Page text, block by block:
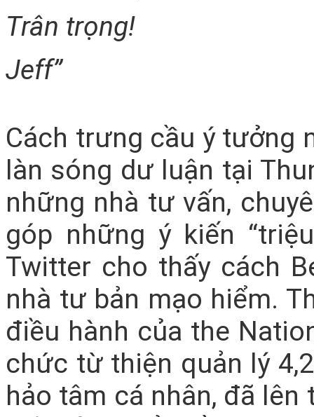
Trân trọng!
Jeff”
Cách trưng cầu ý tưởng
làn sóng dư luận tại
những nhà tư vấn,
góp những ý kiến
Twitter cho thấy cách
nhà tư bản mạo hiểm.
điều hành của the
chức từ thiện quản lý
hảo tâm cá nhân, đã